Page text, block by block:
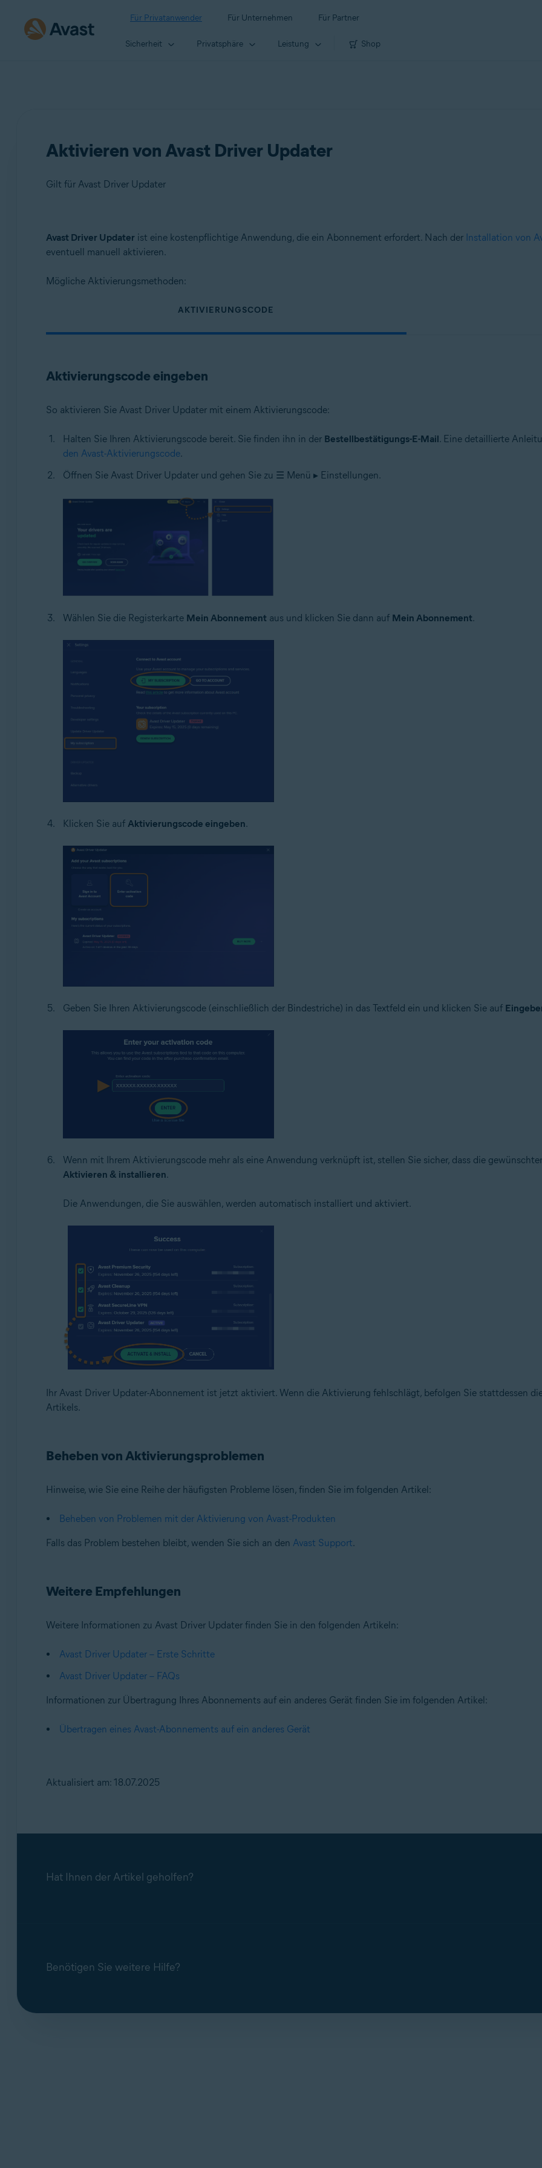
Für Privatanwender Für Unternehmen Für Partner
Sicherheit Privatsphäre Leistung Shop
Aktivieren von Avast Driver Updater
Gilt für Avast Driver Updater
Produkte:
Avast Driver Updater
Betriebssysteme:
Avast Driver Updater ist eine kostenpflichtige Anwendung, die ein Abonnement erfordert. Nach der Installation von
eventuell manuell aktivieren.
Mögliche Aktivierungsmethoden:
AKTIVIERUNGSCODE
Aktivierungscode eingeben
So aktivieren Sie Avast Driver Updater mit einem Aktivierungscode:
Halten Sie Ihren Aktivierungscode bereit. Sie finden ihn in der Bestellbestätigungs-E-Mail. Eine detaillierte
den Avast-Aktivierungscode.
Öffnen Sie Avast Driver Updater und gehen Sie zu ☰ Menü ▸ Einstellungen.
Wählen Sie die Registerkarte Mein Abonnement aus und klicken Sie dann auf Mein Abonnement.
Klicken Sie auf Aktivierungscode eingeben.
Geben Sie Ihren Aktivierungscode (einschließlich der Bindestriche) in das Textfeld ein und klicken Sie auf
Wenn mit Ihrem Aktivierungscode mehr als eine Anwendung verknüpft ist, stellen Sie sicher, dass die
Aktivieren & installieren.
Die Anwendungen, die Sie auswählen, werden automatisch installiert und aktiviert.
Ihr Avast Driver Updater-Abonnement ist jetzt aktiviert. Wenn die Aktivierung fehlschlägt, befolgen Sie stattdessen
Artikels.
Beheben von Aktivierungsproblemen
Hinweise, wie Sie eine Reihe der häufigsten Probleme lösen, finden Sie im folgenden Artikel:
Beheben von Problemen mit der Aktivierung von Avast-Produkten
Falls das Problem bestehen bleibt, wenden Sie sich an den Avast Support.
Weitere Empfehlungen
Weitere Informationen zu Avast Driver Updater finden Sie in den folgenden Artikeln:
Avast Driver Updater – Erste Schritte
Avast Driver Updater – FAQs
Informationen zur Übertragung Ihres Abonnements auf ein anderes Gerät finden Sie im folgenden Artikel:
Übertragen eines Avast-Abonnements auf ein anderes Gerät
Aktualisiert am: 18.07.2025
Hat Ihnen der Artikel geholfen?
Benötigen Sie weitere Hilfe?